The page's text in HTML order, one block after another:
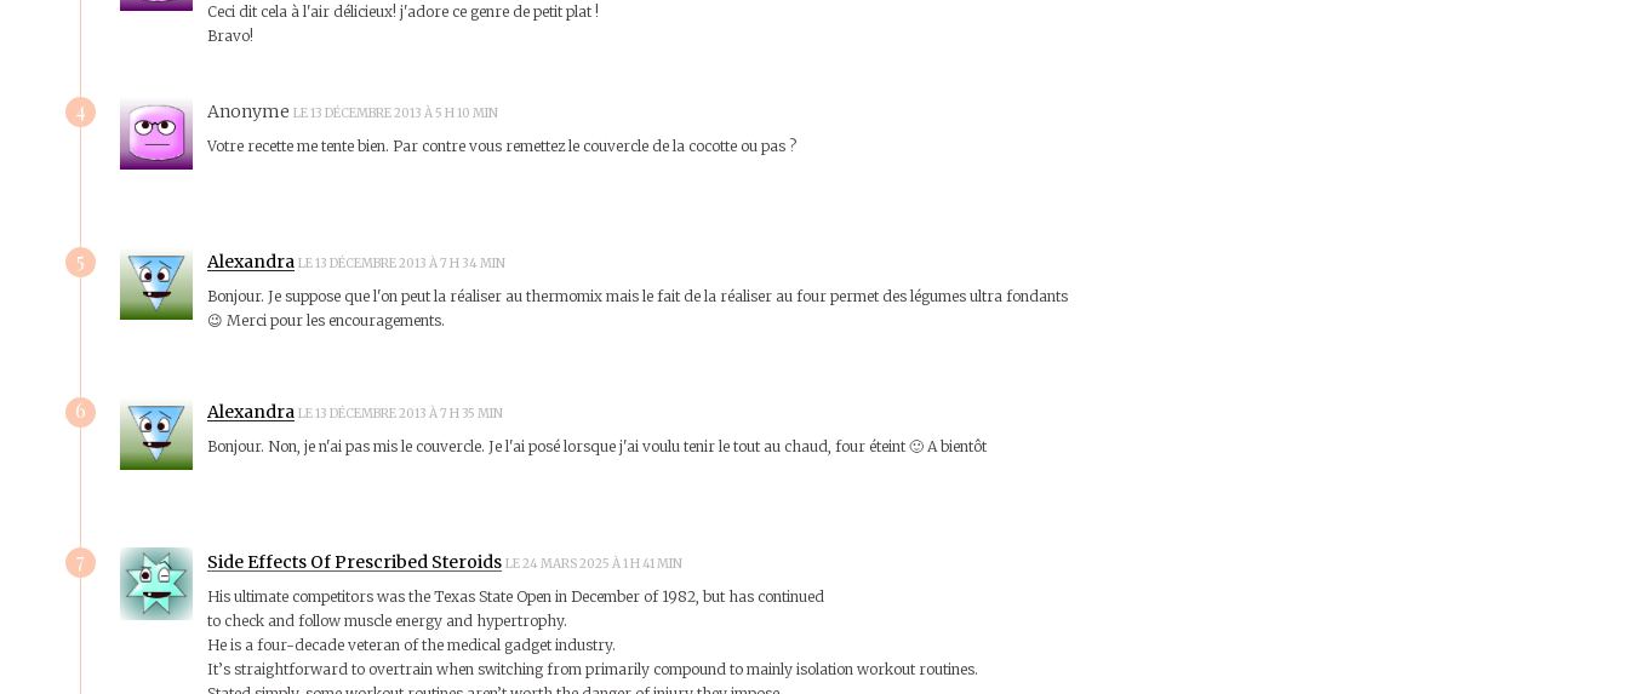
Ceci dit cela à l'air délicieux! j'adore ce genre de petit plat !
Bravo!
4 Anonyme LE 13 DÉCEMBRE 2013 À 5 H 10 MIN
Votre recette me tente bien. Par contre vous remettez le couvercle de la cocotte ou pas ?
5 Alexandra LE 13 DÉCEMBRE 2013 À 7 H 34 MIN
Bonjour. Je suppose que l'on peut la réaliser au thermomix mais le fait de la réaliser au four permet des légumes ultra fondants
😉 Merci pour les encouragements.
6 Alexandra LE 13 DÉCEMBRE 2013 À 7 H 35 MIN
Bonjour. Non, je n'ai pas mis le couvercle. Je l'ai posé lorsque j'ai voulu tenir le tout au chaud, four éteint 🙂 A bientôt
7 Side Effects Of Prescribed Steroids LE 24 MARS 2025 À 1 H 41 MIN
His ultimate competitors was the Texas State Open in December of 1982, but has continued
to check and follow muscle energy and hypertrophy.
He is a four-decade veteran of the medical gadget industry.
It’s straightforward to overtrain when switching from primarily compound to mainly isolation workout routines.